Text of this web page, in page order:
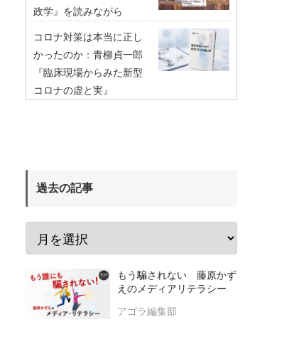
政学』を読みながら
コロナ対策は本当に正し
かったのか：青柳貞一郎
『臨床現場からみた新型
コロナの虚と実』
過去の記事
もう騙されない 藤原かず
えのメディアリテラシー
アゴラ編集部